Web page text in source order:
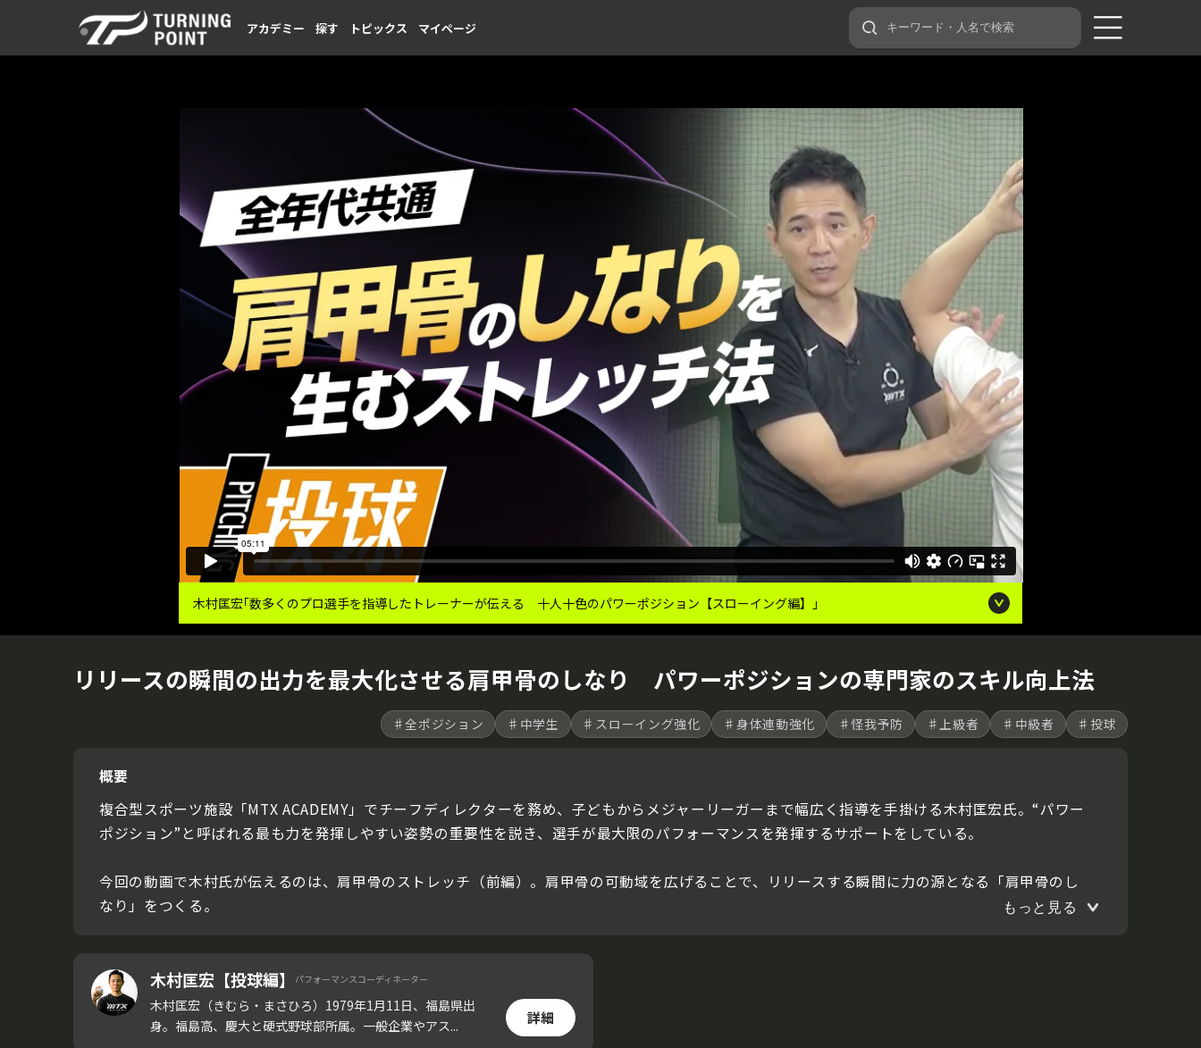
アカデミー 探す トピックス マイページ
木村匡宏｢数多くのプロ選手を指導したトレーナーが伝える 十人十色のパワーポジション【スローイング編】｣
リリースの瞬間の出力を最大化させる肩甲骨のしなり パワーポジションの専門家のスキル向上法
♯全ポジション ♯中学生 ♯スローイング強化 ♯身体連動強化 ♯怪我予防 ♯上級者 ♯中級者 ♯投球
概要
複合型スポーツ施設「MTX ACADEMY」でチーフディレクターを務め、子どもからメジャーリーガーまで幅広く指導を手掛ける木村匡宏氏。“パワー
ポジション”と呼ばれる最も力を発揮しやすい姿勢の重要性を説き、選手が最大限のパフォーマンスを発揮するサポートをしている。
今回の動画で木村氏が伝えるのは、肩甲骨のストレッチ（前編）。肩甲骨の可動域を広げることで、リリースする瞬間に力の源となる「肩甲骨のし
なり」をつくる。
もっと見る
木村匡宏【投球編】 パフォーマンスコーディネーター
木村匡宏（きむら・まさひろ）1979年1月11日、福島県出
身。福島高、慶大と硬式野球部所属。一般企業やアス...
詳細